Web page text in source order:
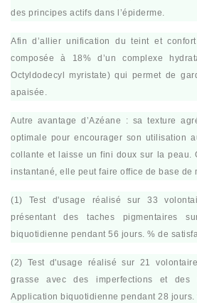
des principes actifs dans l’épiderme.
Afin d’allier unification du teint et
composée à 18% d’un complexe
Octyldodecyl myristate) qui permet de
apaisée.
Autre avantage d’Azéane : sa texture
optimale pour encourager son utilisation
collante et laisse un fini doux sur la peau.
instantané, elle peut faire office de base de
(1) Test d'usage réalisé sur 33
présentant des taches pigmentaires
biquotidienne pendant 56 jours. % de
(2) Test d'usage réalisé sur 21
grasse avec des imperfections et des
Application biquotidienne pendant 28 jours.